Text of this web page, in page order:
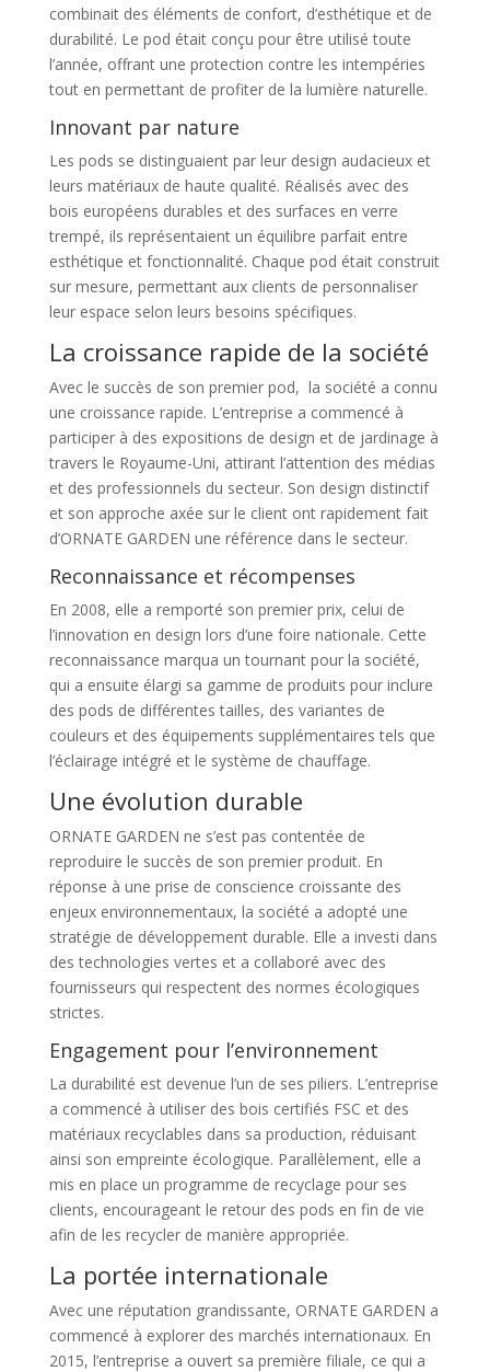
combinait des éléments de confort, d’esthétique et de
durabilité. Le pod était conçu pour être utilisé toute
l’année, offrant une protection contre les intempéries
tout en permettant de profiter de la lumière naturelle.
Innovant par nature
Les pods se distinguaient par leur design audacieux et
leurs matériaux de haute qualité. Réalisés avec des
bois européens durables et des surfaces en verre
trempé, ils représentaient un équilibre parfait entre
esthétique et fonctionnalité. Chaque pod était construit
sur mesure, permettant aux clients de personnaliser
leur espace selon leurs besoins spécifiques.
La croissance rapide de la société
Avec le succès de son premier pod, la société a connu
une croissance rapide. L’entreprise a commencé à
participer à des expositions de design et de jardinage à
travers le Royaume-Uni, attirant l’attention des médias
et des professionnels du secteur. Son design distinctif
et son approche axée sur le client ont rapidement fait
d’ORNATE GARDEN une référence dans le secteur.
Reconnaissance et récompenses
En 2008, elle a remporté son premier prix, celui de
l’innovation en design lors d’une foire nationale. Cette
reconnaissance marqua un tournant pour la société,
qui a ensuite élargi sa gamme de produits pour inclure
des pods de différentes tailles, des variantes de
couleurs et des équipements supplémentaires tels que
l’éclairage intégré et le système de chauffage.
Une évolution durable
ORNATE GARDEN ne s’est pas contentée de
reproduire le succès de son premier produit. En
réponse à une prise de conscience croissante des
enjeux environnementaux, la société a adopté une
stratégie de développement durable. Elle a investi dans
des technologies vertes et a collaboré avec des
fournisseurs qui respectent des normes écologiques
strictes.
Engagement pour l’environnement
La durabilité est devenue l’un de ses piliers. L’entreprise
a commencé à utiliser des bois certifiés FSC et des
matériaux recyclables dans sa production, réduisant
ainsi son empreinte écologique. Parallèlement, elle a
mis en place un programme de recyclage pour ses
clients, encourageant le retour des pods en fin de vie
afin de les recycler de manière appropriée.
La portée internationale
Avec une réputation grandissante, ORNATE GARDEN a
commencé à explorer des marchés internationaux. En
2015, l’entreprise a ouvert sa première filiale, ce qui a